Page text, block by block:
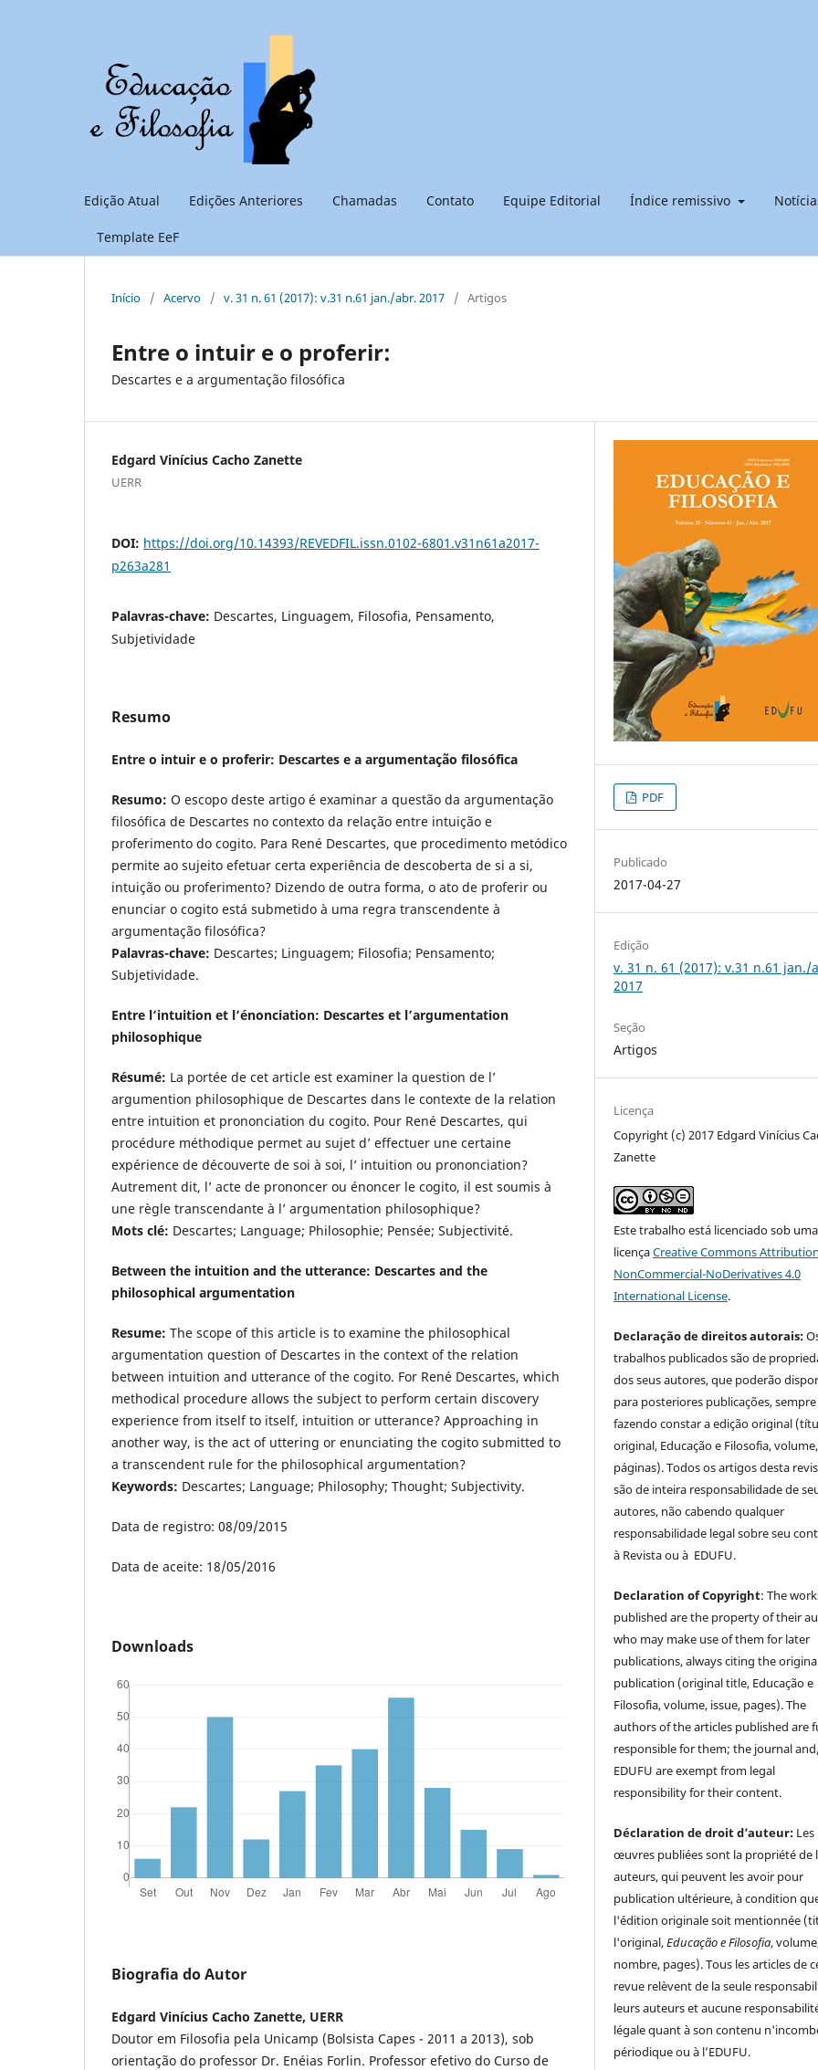
Edição Atual Edições Anteriores Chamadas Contato Equipe Editorial Índice remissivo
Template EeF
Início / Acervo / v. 31 n. 61 (2017): v.31 n.61 jan./abr. 2017 / Artigos
Entre o intuir e o proferir:
Descartes e a argumentação filosófica
Edgard Vinícius Cacho Zanette
UERR
DOI: https://doi.org/10.14393/REVEDFIL.issn.0102-6801.v31n61a2017-
p263a281
Palavras-chave: Descartes, Linguagem, Filosofia, Pensamento,
Subjetividade
Resumo
Entre o intuir e o proferir: Descartes e a argumentação filosófica
Resumo: O escopo deste artigo é examinar a questão da argumentação
filosófica de Descartes no contexto da relação entre intuição e
proferimento do cogito. Para René Descartes, que procedimento metódico
permite ao sujeito efetuar certa experiência de descoberta de si a si,
intuição ou proferimento? Dizendo de outra forma, o ato de proferir ou
enunciar o cogito está submetido à uma regra transcendente à
argumentação filosófica?
Palavras-chave: Descartes; Linguagem; Filosofia; Pensamento;
Subjetividade.
Entre l’intuition et l’énonciation: Descartes et l’argumentation
philosophique
Résumé: La portée de cet article est examiner la question de l’
argumention philosophique de Descartes dans le contexte de la relation
entre intuition et prononciation du cogito. Pour René Descartes, qui
procédure méthodique permet au sujet d’ effectuer une certaine
expérience de découverte de soi à soi, l’ intuition ou prononciation?
Autrement dit, l’ acte de prononcer ou énoncer le cogito, il est soumis à
une règle transcendante à l’ argumentation philosophique?
Mots clé: Descartes; Language; Philosophie; Pensée; Subjectivité.
Between the intuition and the utterance: Descartes and the
philosophical argumentation
Resume: The scope of this article is to examine the philosophical
argumentation question of Descartes in the context of the relation
between intuition and utterance of the cogito. For René Descartes, which
methodical procedure allows the subject to perform certain discovery
experience from itself to itself, intuition or utterance? Approaching in
another way, is the act of uttering or enunciating the cogito submitted to
a transcendent rule for the philosophical argumentation?
Keywords: Descartes; Language; Philosophy; Thought; Subjectivity.
Data de registro: 08/09/2015
Data de aceite: 18/05/2016
Downloads
Biografia do Autor
Edgard Vinícius Cacho Zanette, UERR
Doutor em Filosofia pela Unicamp (Bolsista Capes - 2011 a 2013), sob
orientação do professor Dr. Enéias Forlin. Professor efetivo do Curso de
PDF
Publicado
2017-04-27
Edição
v. 31 n. 61 (2017): v.31 n.61 jan./
2017
Seção
Artigos
Licença
Copyright (c) 2017 Edgard Vinícius
Zanette
Este trabalho está licenciado sob uma
licençaCreative Commons
NonCommercial-NoDerivatives 4.0
International License.
Declaração de direitos autorais:
trabalhos publicados são de
dos seus autores, que poderão
para posteriores publicações, sempre
fazendo constar a edição original
original, Educação e Filosofia,
páginas). Todos os artigos desta
são de inteira responsabilidade de
autores, não cabendo qualquer
responsabilidade legal sobre seu
à Revista ou à EDUFU.
Declaration of Copyright: The
published are the property of their
who may make use of them for later
publications, always citing the
publication (original title, Educação e
Filosofia, volume, issue, pages). The
authors of the articles published are
responsible for them; the journal
EDUFU are exempt from legal
responsibility for their content.
Déclaration de droit d’auteur: Les
œuvres publiées sont la propriété de
auteurs, qui peuvent les avoir pour
publication ultérieure, à condition
l'édition originale soit mentionnée
l'original,Educação e Filosofia,
nombre, pages). Tous les articles de
revue relèvent de la seule
leurs auteurs et aucune
légale quant à son contenu
périodique ou à l’EDUFU.